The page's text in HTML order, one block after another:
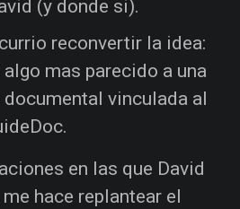
(y donde si).
reconvertir la idea:
mas parecido a una
vinculada al
en las que David
hace replantear el